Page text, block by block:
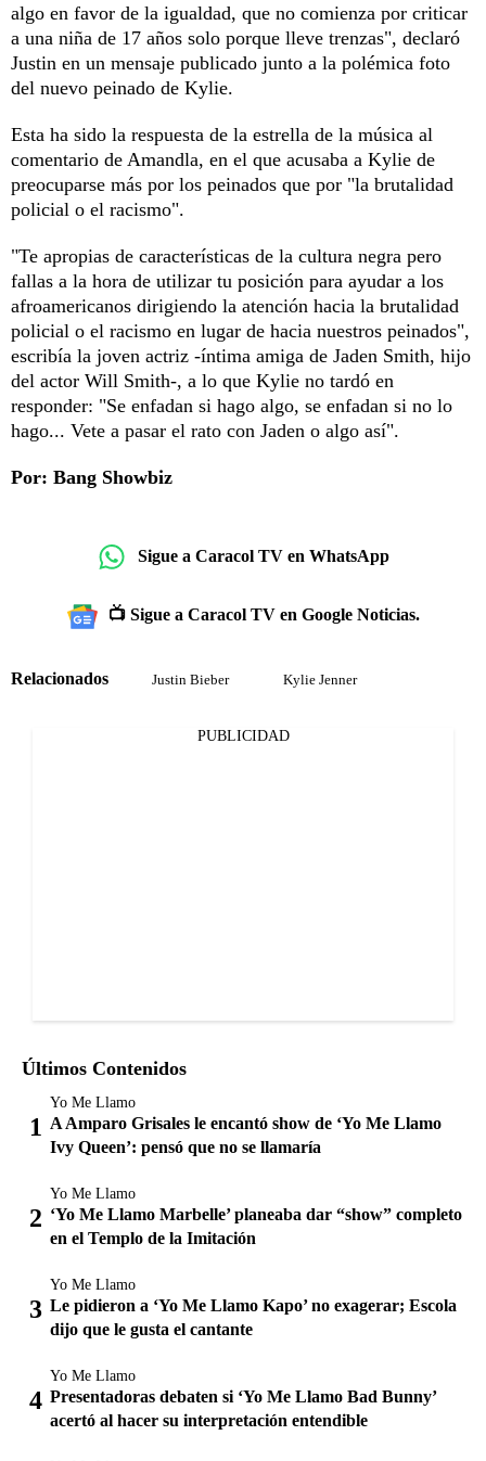
algo en favor de la igualdad, que no comienza por criticar
a una niña de 17 años solo porque lleve trenzas", declaró
Justin en un mensaje publicado junto a la polémica foto
del nuevo peinado de Kylie.
Esta ha sido la respuesta de la estrella de la música al
comentario de Amandla, en el que acusaba a Kylie de
preocuparse más por los peinados que por "la brutalidad
policial o el racismo".
"Te apropias de características de la cultura negra pero
fallas a la hora de utilizar tu posición para ayudar a los
afroamericanos dirigiendo la atención hacia la brutalidad
policial o el racismo en lugar de hacia nuestros peinados",
escribía la joven actriz -íntima amiga de Jaden Smith, hijo
del actor Will Smith-, a lo que Kylie no tardó en
responder: "Se enfadan si hago algo, se enfadan si no lo
hago... Vete a pasar el rato con Jaden o algo así".
Por: Bang Showbiz
Sigue a Caracol TV en WhatsApp
📺 Sigue a Caracol TV en Google Noticias.
Relacionados Justin Bieber Kylie Jenner
PUBLICIDAD
Últimos Contenidos
Yo Me Llamo
A Amparo Grisales le encantó show de ‘Yo Me Llamo
Ivy Queen’: pensó que no se llamaría
Yo Me Llamo
‘Yo Me Llamo Marbelle’ planeaba dar “show” completo
en el Templo de la Imitación
Yo Me Llamo
Le pidieron a ‘Yo Me Llamo Kapo’ no exagerar; Escola
dijo que le gusta el cantante
Yo Me Llamo
Presentadoras debaten si ‘Yo Me Llamo Bad Bunny’
acertó al hacer su interpretación entendible